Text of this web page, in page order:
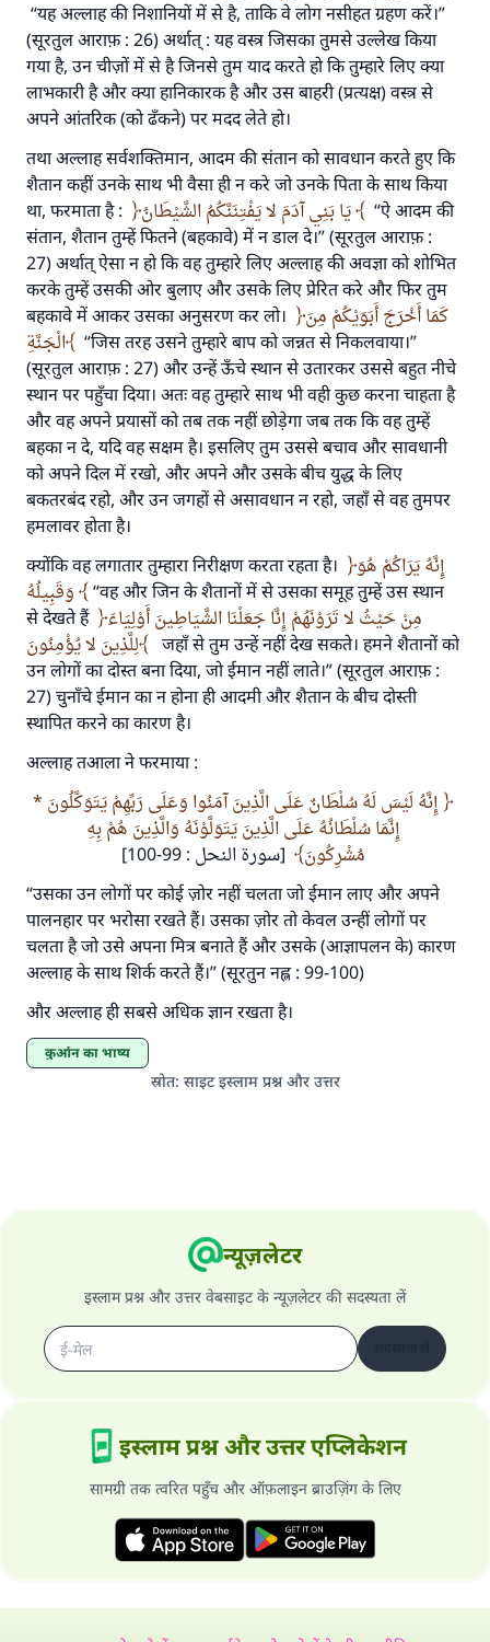
“यह अल्लाह की निशानियों में से है, ताकि वे लोग नसीहत ग्रहण करें।”
(सूरतुल आराफ़ : 26) अर्थात् : यह वस्त्र जिसका तुमसे उल्लेख किया
गया है, उन चीज़ों में से है जिनसे तुम याद करते हो कि तुम्हारे लिए क्या
लाभकारी है और क्या हानिकारक है और उस बाहरी (प्रत्यक्ष) वस्त्र से
अपने आंतरिक (को ढँकने) पर मदद लेते हो।
तथा अल्लाह सर्वशक्तिमान, आदम की संतान को सावधान करते हुए कि
शैतान कहीं उनके साथ भी वैसा ही न करे जो उनके पिता के साथ किया
था, फरमाता है :
“ऐ आदम की
संतान, शैतान तुम्हें फितने (बहकावे) में न डाल दे।” (सूरतुल आराफ़ :
27) अर्थात् ऐसा न हो कि वह तुम्हारे लिए अल्लाह की अवज्ञा को शोभित
करके तुम्हें उसकी ओर बुलाए और उसके लिए प्रेरित करे और फिर तुम
बहकावे में आकर उसका अनुसरण कर लो।
كَمَا أَخْرَجَ أَبَوَيْكُمْ مِنَ
الْجَنَّةِ
“जिस तरह उसने तुम्हारे बाप को जन्नत से निकलवाया।”
(सूरतुल आराफ़ : 27) और उन्हें ऊँचे स्थान से उतारकर उससे बहुत नीचे
स्थान पर पहुँचा दिया। अतः वह तुम्हारे साथ भी वही कुछ करना चाहता है
और वह अपने प्रयासों को तब तक नहीं छोड़ेगा जब तक कि वह तुम्हें
बहका न दे, यदि वह सक्षम है। इसलिए तुम उससे बचाव और सावधानी
को अपने दिल में रखो, और अपने और उसके बीच युद्ध के लिए
बकतरबंद रहो, और उन जगहों से असावधान न रहो, जहाँ से वह तुमपर
हमलावर होता है।
क्योंकि वह लगातार तुम्हारा निरीक्षण करता रहता है।
إِنَّهُ يَرَاكُمْ هُوَ
“वह और जिन के शैतानों में से उसका समूह तुम्हें उस स्थान
से देखते हैं
مِنْ حَيْثُ لا تَرَوْنَهُمْ إِنَّا جَعَلْنَا الشَّيَاطِينَ أَوْلِيَاءَ
لِلَّذِينَ لا يُؤْمِنُونَ
जहाँ से तुम उन्हें नहीं देख सकते। हमने शैतानों को
उन लोगों का दोस्त बना दिया, जो ईमान नहीं लाते।” (सूरतुल आराफ़ :
27) चुनाँचे ईमान का न होना ही आदमी और शैतान के बीच दोस्ती
स्थापित करने का कारण है।
अल्लाह तआला ने फरमाया :
إِنَّهُ لَيْسَ لَهُ سُلْطَانٌ عَلَى الَّذِينَ آمَنُوا وَعَلَى رَبِّهِمْ يَتَوَكَّلُونَ *
إِنَّمَا سُلْطَانُهُ عَلَى الَّذِينَ يَتَوَلَّوْنَهُ وَالَّذِينَ هُمْ بِهِ
مُشْرِكُونَ
[سورة النحل : 99-100]
“उसका उन लोगों पर कोई ज़ोर नहीं चलता जो ईमान लाए और अपने
पालनहार पर भरोसा रखते हैं। उसका ज़ोर तो केवल उन्हीं लोगों पर
चलता है जो उसे अपना मित्र बनाते हैं और उसके (आज्ञापलन के) कारण
अल्लाह के साथ शिर्क करते हैं।” (सूरतुन नह्ल : 99-100)
और अल्लाह ही सबसे अधिक ज्ञान रखता है।
कुर्आन का भाष्य
स्रोत: साइट इस्लाम प्रश्न और उत्तर
न्यूज़लेटर
इस्लाम प्रश्न और उत्तर वेबसाइट के न्यूज़लेटर की सदस्यता लें
इस्लाम प्रश्न और उत्तर एप्लिकेशन
सामग्री तक त्वरित पहुँच और ऑफ़लाइन ब्राउज़िंग के लिए